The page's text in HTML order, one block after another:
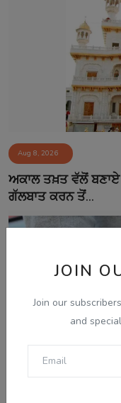
JOIN
Join our
and
Aug 8, 2026
ਅਕਾਲ ਤਖ਼ਤ ਵੱਲੋਂ
ਗੱਲਬਾਤ ਕਰਨ ਤੋਂ...